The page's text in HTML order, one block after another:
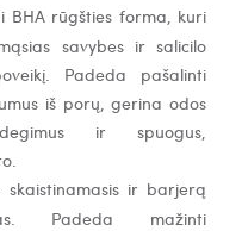
BHA rūgšties forma, kuri
savybes ir salicilo
Padeda pašalinti
iš porų, gerina odos
ir spuogus,
skaistinamasis ir barjerą
Padeda mažinti